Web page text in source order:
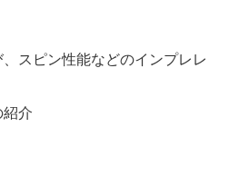
スピン性能などのインプレレ
紹介